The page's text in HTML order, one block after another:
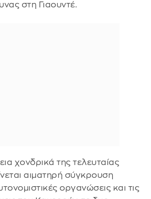
στη Γιαουντέ.
χονδρικά της τελευταίας
αιματηρή σύγκρουση
οργανώσεις και τις